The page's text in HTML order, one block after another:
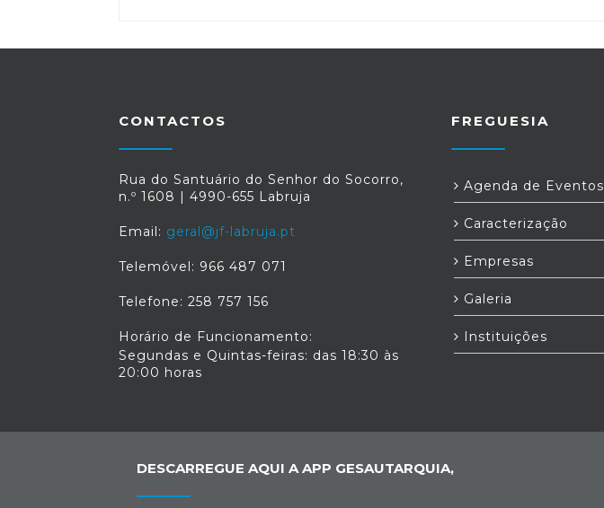
CONTACTOS
Rua do Santuário do Senhor do Socorro,
n.º 1608 | 4990-655 Labruja
Email: geral@jf-labruja.pt
Telemóvel: 966 487 071
Telefone: 258 757 156
Horário de Funcionamento:
Segundas e Quintas-feiras: das 18:30 às
20:00 horas
FREGUESIA
Agenda de Eventos
Caracterização
Empresas
Galeria
Instituições
DESCARREGUE AQUI A APP GESAUTARQUIA,